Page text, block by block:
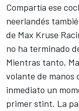
Compartía ese
neerlandés
de Max Kruse
no ha terminado
Mientras tanto,
volante de manos
inmediato un
primer stint. La